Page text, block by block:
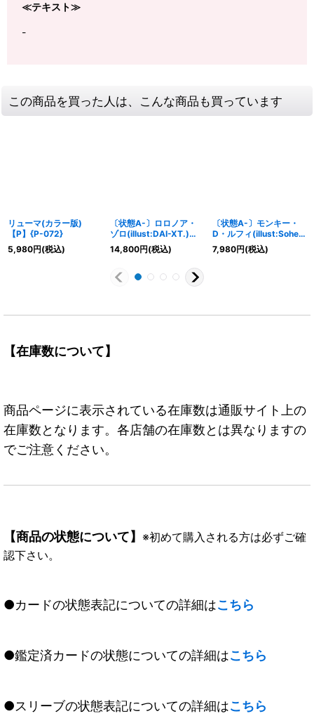
≪テキスト≫
-
この商品を買った人は、こんな商品も買っています
リューマ(カラー版)
【P】{P-072}
5,980円(税込)
〔状態A-〕ロロノア・
ゾロ(illust:DAI-XT.)
【R】{OP09-076}
14,800円(税込)
〔状態A-〕モンキー・
D・ルフィ(illust:Sohei
Koji)【P】{P-075}
7,980円(税込)
【在庫数について】
商品ページに表示されている在庫数は通販サイト上の
在庫数となります。各店舗の在庫数とは異なりますの
でご注意ください。
【商品の状態について】 ※初めて購入される方は必ずご確
認下さい。
●カードの状態表記についての詳細はこちら
●鑑定済カードの状態についての詳細はこちら
●スリーブの状態表記についての詳細はこちら